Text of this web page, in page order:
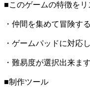
■このゲームの特徴を
・仲間を集めて冒険す
・ゲームパッドに対応
・難易度が選択出来ます
■制作ツール